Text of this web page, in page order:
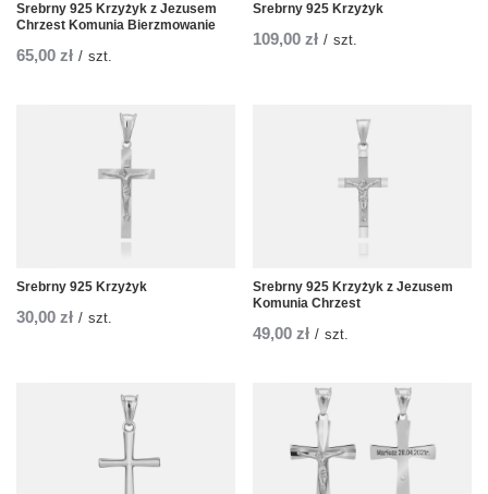
Srebrny 925 Krzyżyk z Jezusem
Chrzest Komunia Bierzmowanie
65,00 zł / szt.
Srebrny 925 Krzyżyk
109,00 zł / szt.
Srebrny 925 Krzyżyk
30,00 zł / szt.
Srebrny 925 Krzyżyk z Jezusem
Komunia Chrzest
49,00 zł / szt.